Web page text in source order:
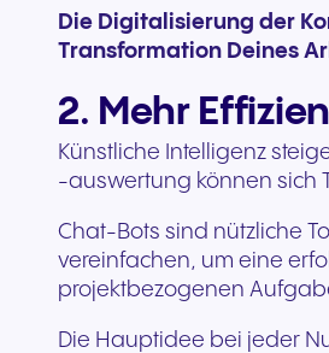
Die Digitalisierung der
Transformation Deines
2. Mehr
Künstliche Intelligenz
-auswertung können sich
Chat-Bots sind nützliche
vereinfachen, um eine
projektbezogenen
Die Hauptidee bei jeder